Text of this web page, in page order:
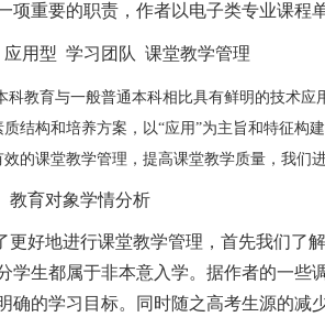
项重要的职责，作者以电子类专业课程
应用型 学习团队 课堂教学管理
科教育与一般普通本科相比具有鲜明的技术
质结构和培养方案，以“应用”为主旨和特征构
效的课堂教学管理，提高课堂教学质量，我们
教育对象学情分析
更好地进行课堂教学管理，首先我们了
学生都属于非本意入学。据作者的一些
确的学习目标。同时随之高考生源的减